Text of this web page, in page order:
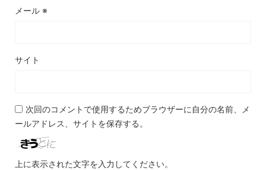
メール ※
サイト
次回のコメントで使用するためブラウザーに自分の名前、メ
ールアドレス、サイトを保存する。
上に表示された文字を入力してください。